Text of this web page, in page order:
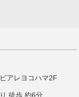
アレヨコハマ2F
徒歩 約6分